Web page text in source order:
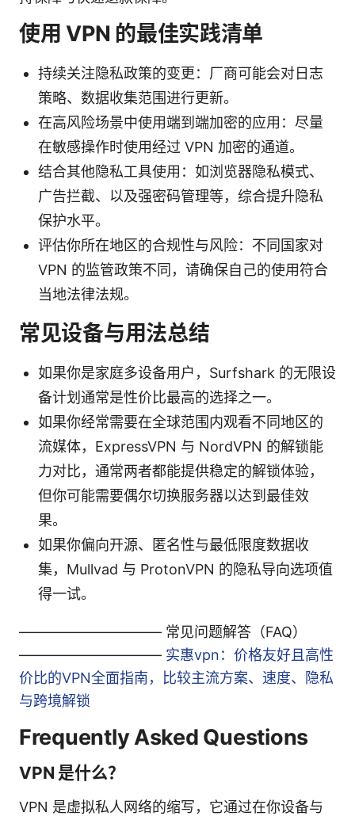
使用 VPN 的最佳实践清单
持续关注隐私政策的变更：厂商可能会对日志
策略、数据收集范围进行更新。
在高风险场景中使用端到端加密的应用：尽量
在敏感操作时使用经过 VPN 加密的通道。
结合其他隐私工具使用：如浏览器隐私模式、
广告拦截、以及强密码管理等，综合提升隐私
保护水平。
评估你所在地区的合规性与风险：不同国家对
VPN 的监管政策不同，请确保自己的使用符合
当地法律法规。
常见设备与用法总结
如果你是家庭多设备用户，Surfshark 的无限设
备计划通常是性价比最高的选择之一。
如果你经常需要在全球范围内观看不同地区的
流媒体，ExpressVPN 与 NordVPN 的解锁能
力对比，通常两者都能提供稳定的解锁体验，
但你可能需要偶尔切换服务器以达到最佳效
果。
如果你偏向开源、匿名性与最低限度数据收
集，Mullvad 与 ProtonVPN 的隐私导向选项值
得一试。
—————————— 常见问题解答（FAQ）
—————————— 实惠vpn：价格友好且高性
价比的VPN全面指南，比较主流方案、速度、隐私
与跨境解锁
Frequently Asked Questions
VPN 是什么？
VPN 是虚拟私人网络的缩写，它通过在你设备与